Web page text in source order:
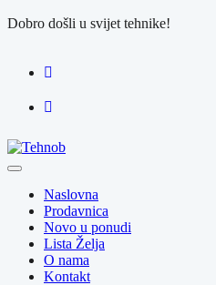
Dobro došli u svijet tehnike!
Naslovna
Prodavnica
Novo u ponudi
Lista Želja
O nama
Kontakt